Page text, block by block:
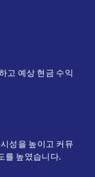
고 예상 현금 수익
성을 높이고 커뮤
를 높였습니다.